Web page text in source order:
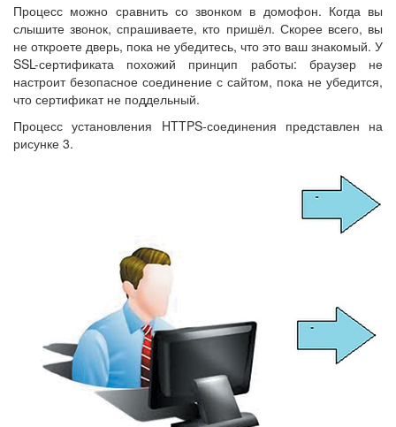
Процесс можно сравнить со звонком в домофон. Когда вы
слышите звонок, спрашиваете, кто пришёл. Скорее всего, вы
не откроете дверь, пока не убедитесь, что это ваш знакомый. У
SSL-сертификата похожий принцип работы: браузер не
настроит безопасное соединение с сайтом, пока не убедится,
что сертификат не поддельный.
Процесс установления HTTPS-соединения представлен на
рисунке 3.